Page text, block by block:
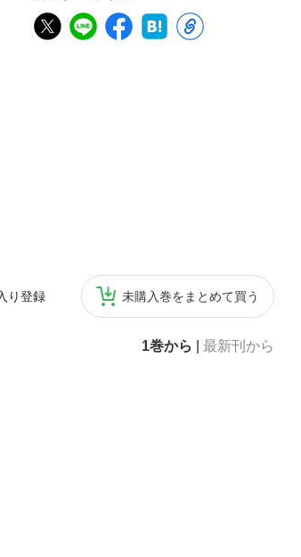
り登録 未購入巻をまとめて買う
1巻から 最新刊から